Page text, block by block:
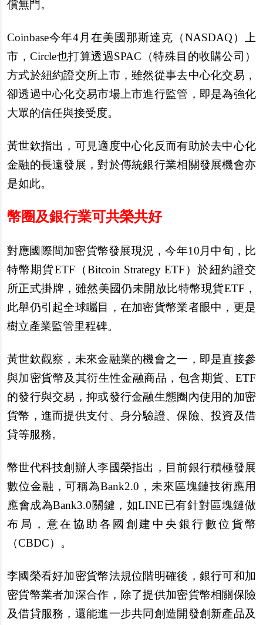
償無門。
Coinbase今年4月在美國那斯達克（NASDAQ）上
市，Circle也打算透過SPAC（特殊目的收購公司）
方式於紐約證交所上市，雖然從事去中心化交易，
卻透過中心化交易市場上市進行監管，即是為強化
大眾的信任與接受度。
黃世欽指出，可見適度中心化反而有助於去中心化
金融的長遠發展，對於傳統銀行業相關發展機會亦
是如此。
幣圈及銀行業可共榮共好
對應國際間加密貨幣發展現況，今年10月中旬，比
特幣期貨ETF（Bitcoin Strategy ETF）於紐約證交
所正式掛牌，雖然美國仍未開放比特幣現貨ETF，
此舉仍引起全球矚目，在加密貨幣業者眼中，更是
樹立產業監管里程碑。
黃世欽觀察，未來金融業的機會之一，即是直接參
與加密貨幣及其衍生性金融商品，包含期貨、ETF
的發行與交易，抑或發行金融生態圈內使用的加密
貨幣，進而提供支付、身分驗證、保險、投資及借
貸等服務。
幣世代科技創辦人李國榮指出，目前銀行積極發展
數位金融，可稱為Bank2.0，未來區塊鏈技術應用
應會成為Bank3.0關鍵，如LINE已有針對區塊鏈做
布局，意在協助各國創建中央銀行數位貨幣
（CBDC）。
李國榮看好加密貨幣法規位階明確後，銀行可和加
密貨幣業者加深合作，除了提供加密貨幣相關保險
及借貸服務，還能進一步共同創造開發創新產品及